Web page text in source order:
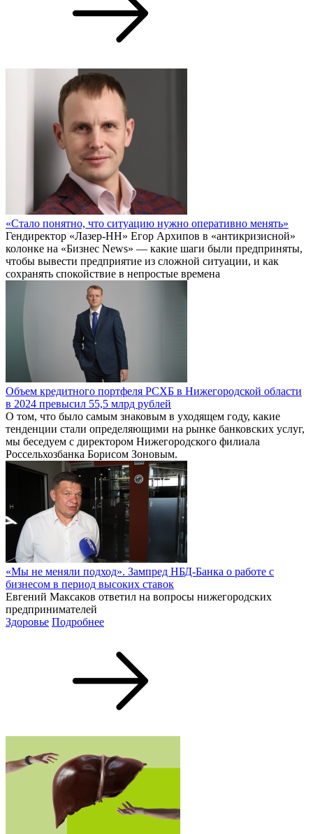
«Стало понятно, что ситуацию нужно оперативно менять»
Гендиректор «Лазер-НН» Егор Архипов в «антикризисной»
колонке на «Бизнес News» — какие шаги были предприняты,
чтобы вывести предприятие из сложной ситуации, и как
сохранять спокойствие в непростые времена
Объем кредитного портфеля РСХБ в Нижегородской области
в 2024 превысил 55,5 млрд рублей
О том, что было самым знаковым в уходящем году, какие
тенденции стали определяющими на рынке банковских услуг,
мы беседуем с директором Нижегородского филиала
Россельхозбанка Борисом Зоновым.
«Мы не меняли подход». Зампред НБД-Банка о работе с
бизнесом в период высоких ставок
Евгений Максаков ответил на вопросы нижегородских
предпринимателей
Здоровье Подробнее